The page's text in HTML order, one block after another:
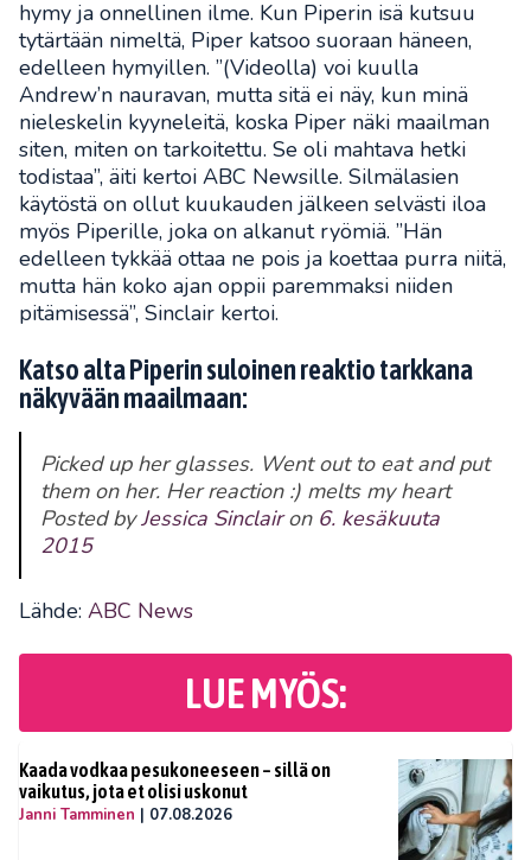
hymy ja onnellinen ilme. Kun Piperin isä kutsuu
tytärtään nimeltä, Piper katsoo suoraan häneen,
edelleen hymyillen. ”(Videolla) voi kuulla
Andrew’n nauravan, mutta sitä ei näy, kun minä
nieleskelin kyyneleitä, koska Piper näki maailman
siten, miten on tarkoitettu. Se oli mahtava hetki
todistaa”, äiti kertoi ABC Newsille. Silmälasien
käytöstä on ollut kuukauden jälkeen selvästi iloa
myös Piperille, joka on alkanut ryömiä. ”Hän
edelleen tykkää ottaa ne pois ja koettaa purra niitä,
mutta hän koko ajan oppii paremmaksi niiden
pitämisessä”, Sinclair kertoi.
Katso alta Piperin suloinen reaktio tarkkana
näkyvään maailmaan:
Picked up her glasses. Went out to eat and put
them on her. Her reaction :) melts my heart
Posted byJessica Sinclairon 6. kesäkuuta
2015
Lähde: ABC News
LUE MYÖS:
Kaada vodkaa pesukoneeseen – sillä on
vaikutus, jota et olisi uskonut
Janni Tamminen | 07.08.2026